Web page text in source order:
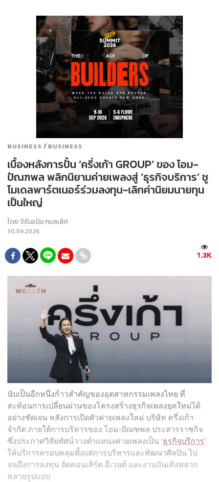
BUSINESS / BUSINESS
เบื้องหลังการปั้น ‘ครึ่งเก้า GROUP’ ของ โอม-
ปัณฑพล พลิกนิยามค่ายเพลงสู่ ‘ธุรกิจบริการ’ ชู
โมเดลพาร์ตเนอร์ร่วมลงทุน-เลิกค่านิยมนายทุน
เป็นใหญ่
โดย จิรันธนิน กมลเลิศ
30.04.2026
1.3K
นับเป็นอีกหนึ่งก้าวสำคัญของอุตสาหกรรมเพลงไทย ที่
สะท้อนการเปลี่ยนผ่านของโครงสร้างธุรกิจเพลงยุคใหม่ได้
อย่างชัดเจน หลังการเปิดตัวค่ายเพลงใหม่ บริษัท ครึ่งเก้า
จำกัด ภายใต้การบริหารของ โอม-ปัณฑพล ประสารราชกิจ
ซึ่งประกาศวิสัยทัศน์วางตำแหน่งค่ายเพลงเป็น ‘ธุรกิจบริการ’
ให้บริการครอบคลุมตั้งแต่การบริหารและพัฒนาศิลปิน ไป
จนถึงการลงทุน จัดคอนเสิร์ต อีเวนต์ และงานบันเทิงหลาก
หลายรูปแบบ